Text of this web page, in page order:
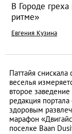
В Городе
ритме»
Евгения Кузина
Паттайя снискала
веселья
второе
редакция
здоровым
марафон
поселке Baan